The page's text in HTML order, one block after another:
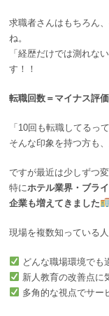
求職者さんはもちろん
ね。
「経歴だけでは測れな
す！！
転職回数＝マイナス評
「10回も転職してるっ
そんな印象を持つ方も
ですが最近は少しずつ
特にホテル業界・ブラ
企業も増えてきました
現場を複数知っている
どんな職場環境でも
新人教育の改善点に
多角的な視点でサー